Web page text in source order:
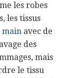
les robes
les tissus
main avec de
des
mais
le tissu